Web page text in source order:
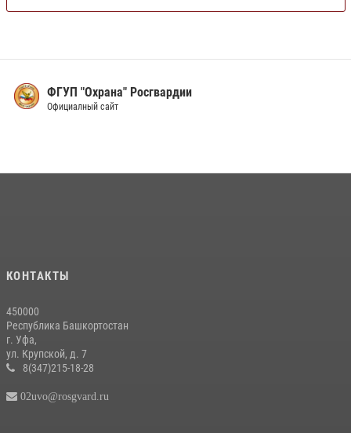
Росгвардии
КОНТАКТЫ
450000
Республика Башкортостан
г. Уфа,
ул. Крупской, д. 7
8(347)215-18-28
02uvo@rosgvard.ru